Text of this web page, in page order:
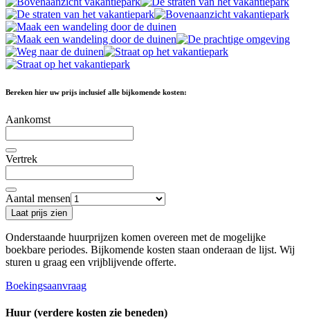
Bereken hier uw prijs inclusief alle bijkomende kosten:
Aankomst
Vertrek
Aantal mensen
Laat prijs zien
Onderstaande huurprijzen komen overeen met de mogelijke
boekbare periodes. Bijkomende kosten staan ​​onderaan de lijst. Wij
sturen u graag een vrijblijvende offerte.
Boekingsaanvraag
Huur (verdere kosten zie beneden)